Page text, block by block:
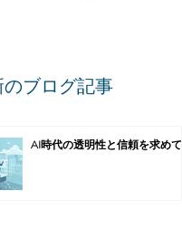
のブログ記事
AI時代の透明性と信頼を求めて